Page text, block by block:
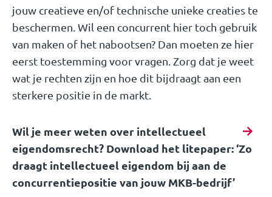
jouw creatieve en/of technische unieke creaties te
beschermen. Wil een concurrent hier toch gebruik
van maken of het nabootsen? Dan moeten ze hier
eerst toestemming voor vragen. Zorg dat je weet
wat je rechten zijn en hoe dit bijdraagt aan een
sterkere positie in de markt.
Wil je meer weten over intellectueel
eigendomsrecht? Download het litepaper: ‘Zo
draagt intellectueel eigendom bij aan de
concurrentiepositie van jouw MKB-bedrijf’